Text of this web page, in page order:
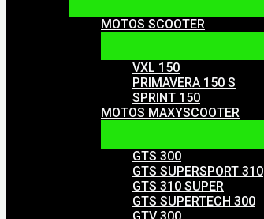
MOTOS SCOOTER
VXL 150
PRIMAVERA 150 S
SPRINT 150
MOTOS MAXYSCOOTER
GTS 300
GTS SUPERSPORT 310
GTS 310 SUPER
GTS SUPERTECH 300